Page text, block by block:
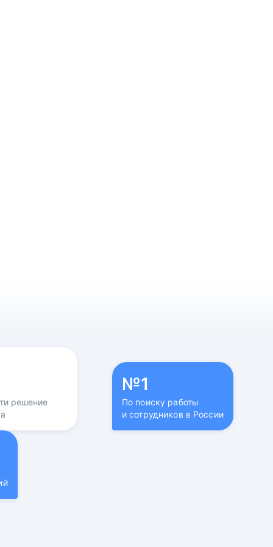
решение
№1
По поиску работы
и сотрудников в России